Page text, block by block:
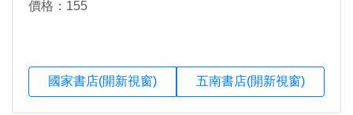
價格：155
國家書店(開新視窗) 五南書店(開新視窗)